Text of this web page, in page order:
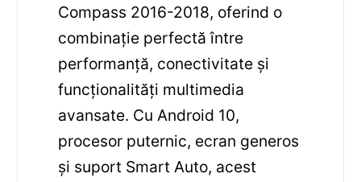
Compass 2016-2018, oferind o
combinație perfectă între
performanță, conectivitate și
funcționalități multimedia
avansate. Cu Android 10,
procesor puternic, ecran generos
și suport Smart Auto, acest